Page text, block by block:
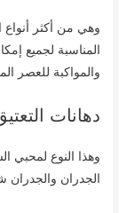
وهي من أكثر أنواع
المناسبة لجميع
والمواكبة للعصر
دهانات
وهذا النوع لمحبي
الجدران